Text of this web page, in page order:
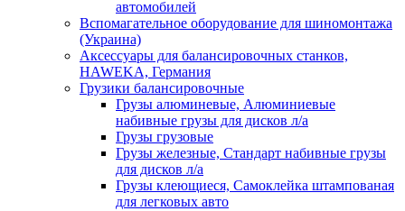
автомобилей
Вспомагательное оборудование для шиномонтажа
(Украина)
Аксессуары для балансировочных станков,
HAWEKA, Германия
Грузики балансировочные
Грузы алюминевые, Алюминиевые
набивные грузы для дисков л/а
Грузы грузовые
Грузы железные, Cтандарт набивные грузы
для дисков л/а
Грузы клеющиеся, Самоклейка штампованая
для легковых авто